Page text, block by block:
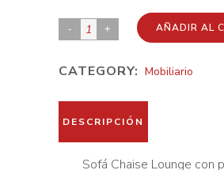
Sofá
Lounge
AÑADIR AL
CATEGORY: Mobiliario
DESCRIPCIÓN
Sofá Chaise Lounge con